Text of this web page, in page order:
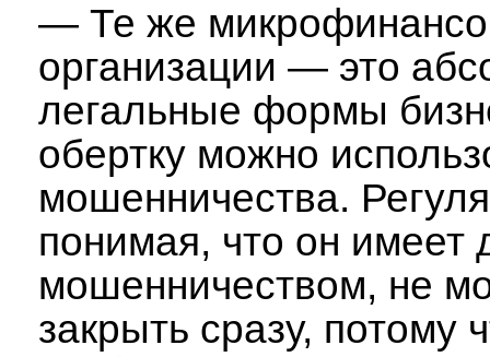
— Те же
организации — это
легальные формы
обертку можно
мошенничества.
понимая, что он имеет
мошенничеством, не
закрыть сразу, потому